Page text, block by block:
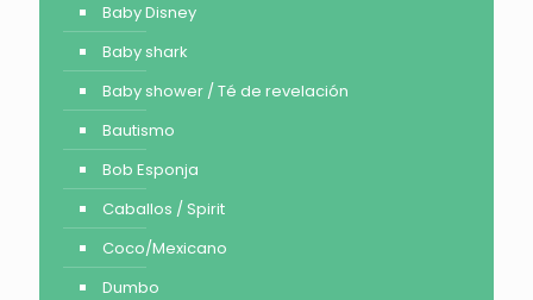
Baby Disney
Baby shark
Baby shower / Té de revelación
Bautismo
Bob Esponja
Caballos / Spirit
Coco/Mexicano
Dumbo